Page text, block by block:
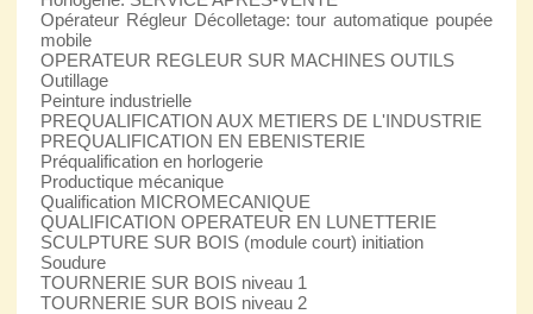
Opérateur Régleur Décolletage: tour automatique poupée
mobile
OPERATEUR REGLEUR SUR MACHINES OUTILS
Outillage
Peinture industrielle
PREQUALIFICATION AUX METIERS DE L'INDUSTRIE
PREQUALIFICATION EN EBENISTERIE
Préqualification en horlogerie
Productique mécanique
Qualification MICROMECANIQUE
QUALIFICATION OPERATEUR EN LUNETTERIE
SCULPTURE SUR BOIS (module court) initiation
Soudure
TOURNERIE SUR BOIS niveau 1
TOURNERIE SUR BOIS niveau 2